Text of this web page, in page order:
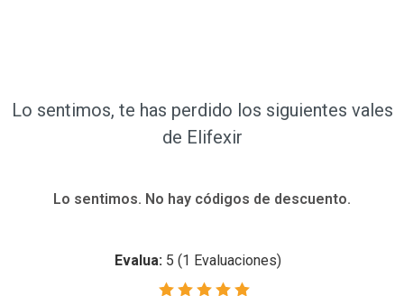
Lo sentimos, te has perdido los siguientes vales
de Elifexir
Lo sentimos. No hay códigos de descuento.
Evalua: 5 (1 Evaluaciones)